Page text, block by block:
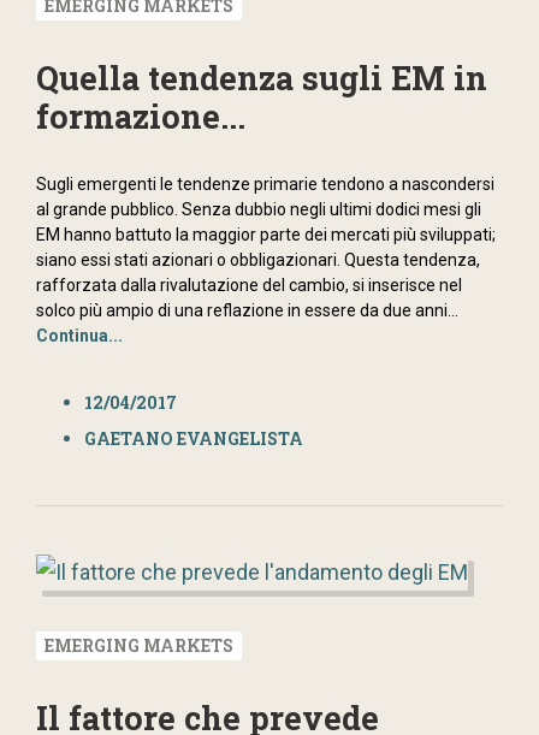
EMERGING MARKETS
Quella tendenza sugli EM in
formazione...
Sugli emergenti le tendenze primarie tendono a nascondersi
al grande pubblico. Senza dubbio negli ultimi dodici mesi gli
EM hanno battuto la maggior parte dei mercati più sviluppati;
siano essi stati azionari o obbligazionari. Questa tendenza,
rafforzata dalla rivalutazione del cambio, si inserisce nel
solco più ampio di una reflazione in essere da due anni...
Continua...
12/04/2017
GAETANO EVANGELISTA
EMERGING MARKETS
Il fattore che prevede